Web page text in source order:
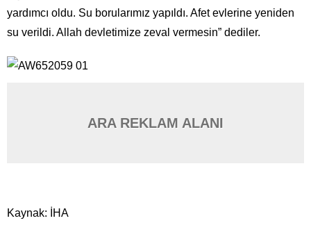
yardımcı oldu. Su borularımız yapıldı. Afet evlerine yeniden
su verildi. Allah devletimize zeval vermesin” dediler.
ARA REKLAM ALANI
Kaynak: İHA